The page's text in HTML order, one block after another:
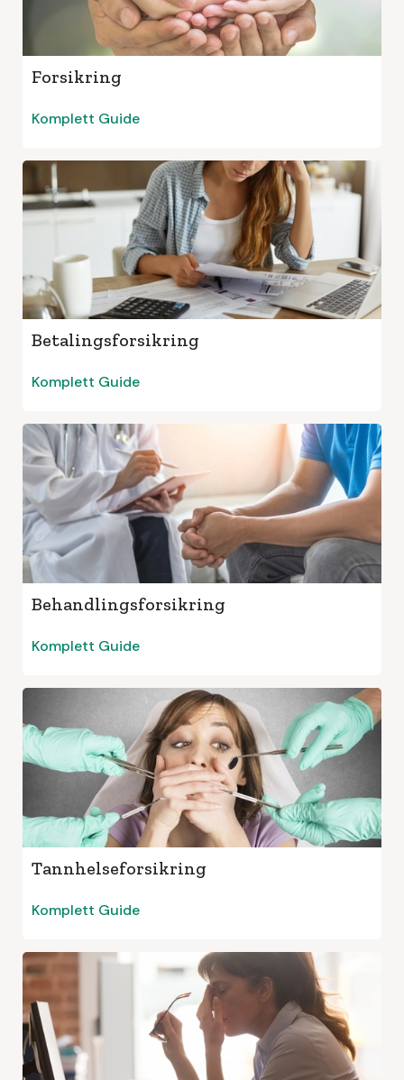
Forsikring
Komplett Guide
Betalingsforsikring
Komplett Guide
Behandlingsforsikring
Komplett Guide
Tannhelseforsikring
Komplett Guide